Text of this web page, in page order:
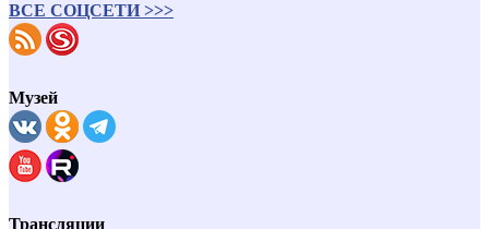
ВСЕ СОЦСЕТИ >>>
Музей
Трансляции